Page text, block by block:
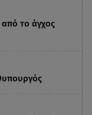
από το άγχος